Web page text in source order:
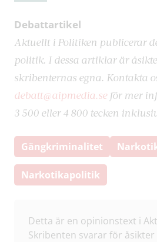
Debattartikel
Aktuellt i Politiken publicerar
politik. I dessa artiklar är
skribenternas egna. Kontakta
debatt@aipmedia.seför mer
3 500 eller 4 800 tecken
Gängkriminalitet
Narkotikapolitik
Detta är en opinionstext i
Skribenten svarar för